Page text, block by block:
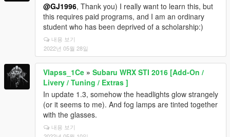
@GJ1996, Thank you) I really want to learn this, but
this requires paid programs, and I am an ordinary
student who has been deprived of a scholarship:)
내용 보기
2022년 05월 28일
Vlapss_1Ce » Subaru WRX STI 2016 [Add-On /
Livery / Tuning / Extras ]
In update 1.3, somehow the headlights glow strangely
(or it seems to me). And fog lamps are tinted together
with the glasses.
내용 보기